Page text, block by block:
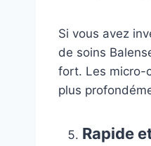
Si vous avez
de soins
fort. Les micro-
plus
Rapide